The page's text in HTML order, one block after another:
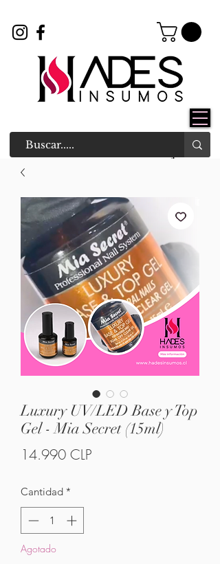
Luxury UV/LED Base y Top
Gel - Mia Secret (15ml)
14.990 CLPPrecio
Cantidad *
Agotado